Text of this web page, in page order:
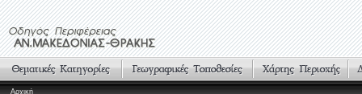
Αρχική